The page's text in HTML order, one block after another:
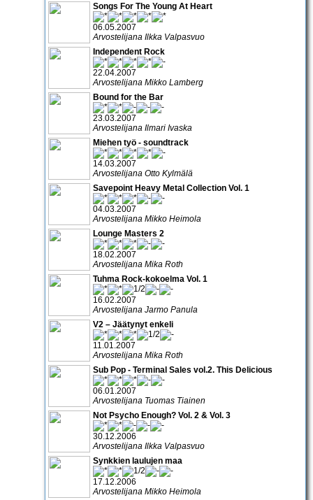
Songs For The Young At Heart
06.05.2007
Arvostelijana Ilkka Valpasvuo
Independent Rock
22.04.2007
Arvostelijana Mikko Lamberg
Bound for the Bar
23.03.2007
Arvostelijana Ilmari Ivaska
Miehen työ - soundtrack
14.03.2007
Arvostelijana Otto Kylmälä
Savepoint Heavy Metal Collection Vol. 1
04.03.2007
Arvostelijana Mikko Heimola
Lounge Masters 2
18.02.2007
Arvostelijana Mika Roth
Tuhma Rock-kokoelma Vol. 1
16.02.2007
Arvostelijana Jarmo Panula
V2 – Jäätynyt enkeli
11.01.2007
Arvostelijana Mika Roth
Sub Pop - Terminal Sales vol.2. This Delicious
06.01.2007
Arvostelijana Tuomas Tiainen
Not Psycho Enough? Vol. 2 & Vol. 3
30.12.2006
Arvostelijana Ilkka Valpasvuo
Synkkien laulujen maa
17.12.2006
Arvostelijana Mikko Heimola